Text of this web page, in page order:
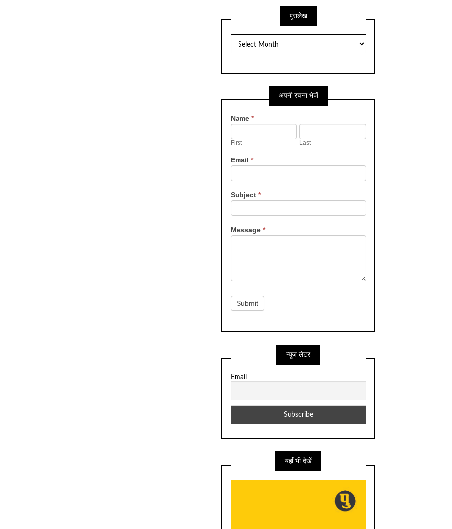
पुरालेख
अपनी रचना भेजें
Contact
Us
Name *
First Last
Email *
Subject *
Message *
Submit
न्यूज़ लेटर
Email
यहाँ भी देखें